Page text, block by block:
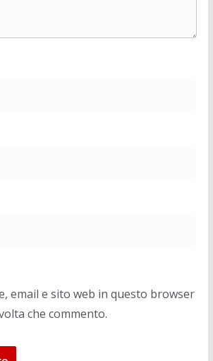
email e sito web in questo browser
che commento.